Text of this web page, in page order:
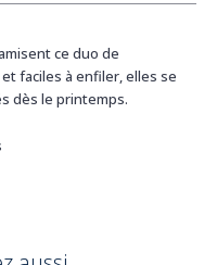
ce duo de
faciles à enfiler, elles se
dès le printemps.